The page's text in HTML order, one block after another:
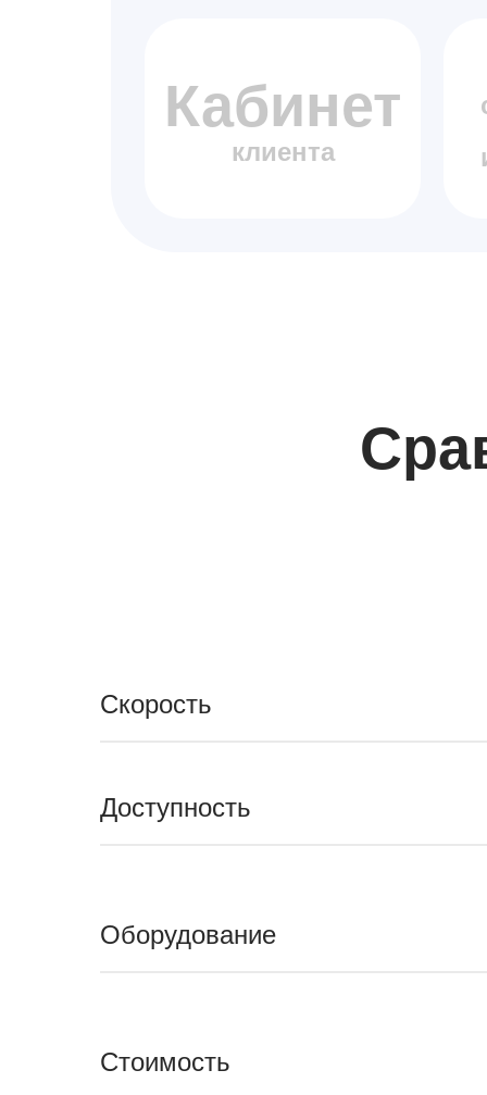
Кабинет
клиента
Скорость
Доступность
Оборудование
Стоимость